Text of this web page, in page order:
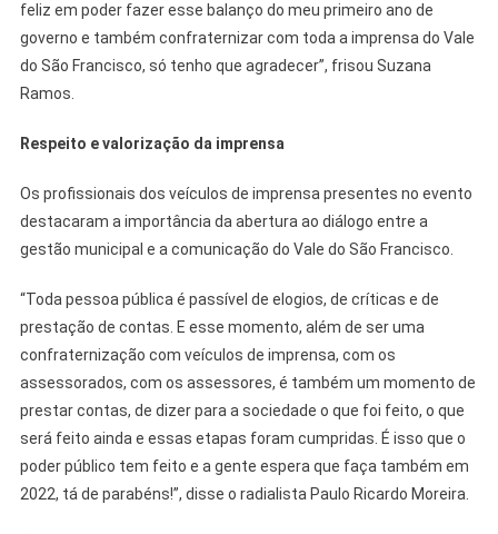
feliz em poder fazer esse balanço do meu primeiro ano de
governo e também confraternizar com toda a imprensa do Vale
do São Francisco, só tenho que agradecer”, frisou Suzana
Ramos.
Respeito e valorização da imprensa
Os profissionais dos veículos de imprensa presentes no evento
destacaram a importância da abertura ao diálogo entre a
gestão municipal e a comunicação do Vale do São Francisco.
“Toda pessoa pública é passível de elogios, de críticas e de
prestação de contas. E esse momento, além de ser uma
confraternização com veículos de imprensa, com os
assessorados, com os assessores, é também um momento de
prestar contas, de dizer para a sociedade o que foi feito, o que
será feito ainda e essas etapas foram cumpridas. É isso que o
poder público tem feito e a gente espera que faça também em
2022, tá de parabéns!”, disse o radialista Paulo Ricardo Moreira.